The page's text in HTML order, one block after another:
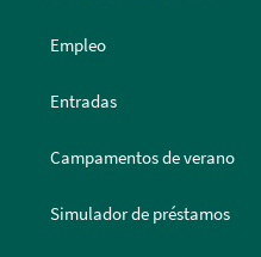
Empleo
Entradas
Campamentos de verano
Simulador de préstamos